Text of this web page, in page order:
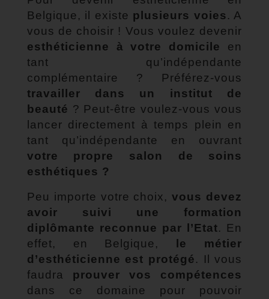
Belgique, il existe plusieurs voies. A
vous de choisir ! Vous voulez devenir
esthéticienne à votre domicile
en
tant qu’indépendante
complémentaire ? Préférez-vous
travailler dans un institut de
beauté ? Peut-être voulez-vous vous
lancer directement à temps plein en
tant qu’indépendante en ouvrant
votre propre salon de soins
esthétiques ?
Peu importe votre choix,vous devez
avoir suivi une formation
diplômante reconnue par l’Etat. En
effet, en Belgique, le métier
d’esthéticienne est protégé. Il vous
faudra prouver vos compétences
dans ce domaine pour pouvoir